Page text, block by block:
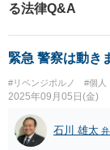
る法律Q&A
緊急 警察は動き
#リベンジポルノ #個人
2025年09月05日(金)
石川 雄太